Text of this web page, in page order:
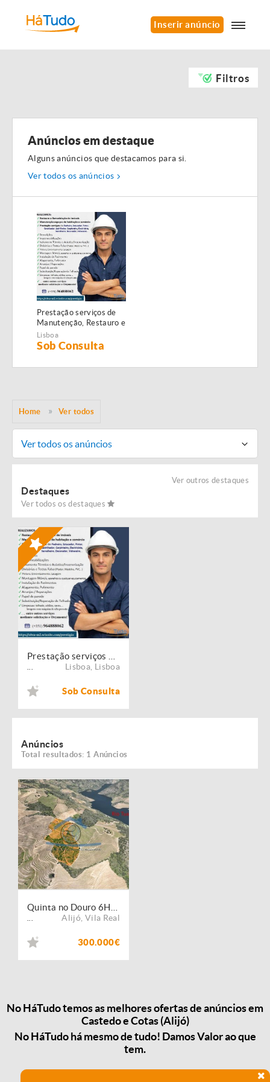
Inserir anúncio
Filtros
Anúncios em destaque
Alguns anúncios que destacamos para si.
Ver todos os anúncios
Prestação serviços de
Manutenção, Restauro e
Remodelação de
imóveis!
Lisboa
Sob Consulta
Home Ver todos
Ver todos os anúncios
Ver outros destaques
Destaques
Ver todos os destaques
Lisboa Lisboa
Sob Consulta
Anúncios
Total resultados: 1 Anúncios
Alijó Vila Real
300.000€
No HáTudo temos as melhores ofertas de anúncios em
Castedo e Cotas (Alijó)
No HáTudo há mesmo de tudo! Damos Valor ao que
tem.